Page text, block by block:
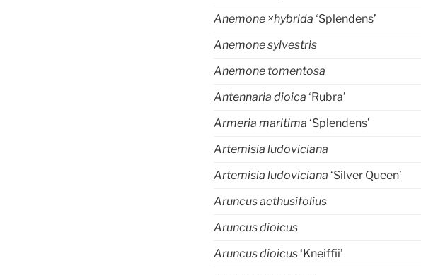
Anemone ×hybrida ‘Splendens’
Anemone sylvestris
Anemone tomentosa
Antennaria dioica ‘Rubra’
Armeria maritima ‘Splendens’
Artemisia ludoviciana
Artemisia ludoviciana ‘Silver Queen’
Aruncus aethusifolius
Aruncus dioicus
Aruncus dioicus‘Kneiffii’